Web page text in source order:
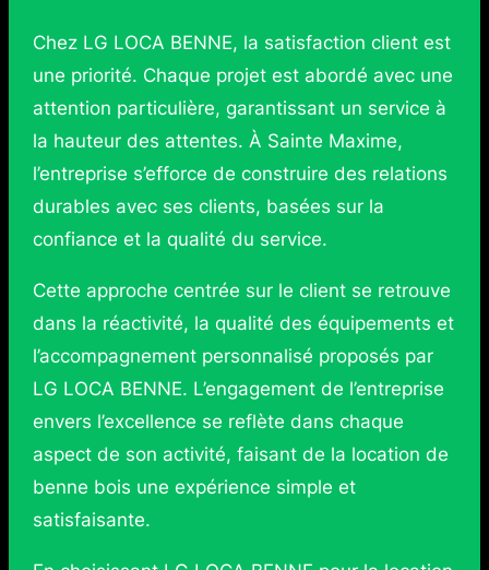
Chez LG LOCA BENNE, la satisfaction client est
une priorité. Chaque projet est abordé avec une
attention particulière, garantissant un service à
la hauteur des attentes. À Sainte Maxime,
l’entreprise s’efforce de construire des relations
durables avec ses clients, basées sur la
confiance et la qualité du service.
Cette approche centrée sur le client se retrouve
dans la réactivité, la qualité des équipements et
l’accompagnement personnalisé proposés par
LG LOCA BENNE. L’engagement de l’entreprise
envers l’excellence se reflète dans chaque
aspect de son activité, faisant de la location de
benne bois une expérience simple et
satisfaisante.